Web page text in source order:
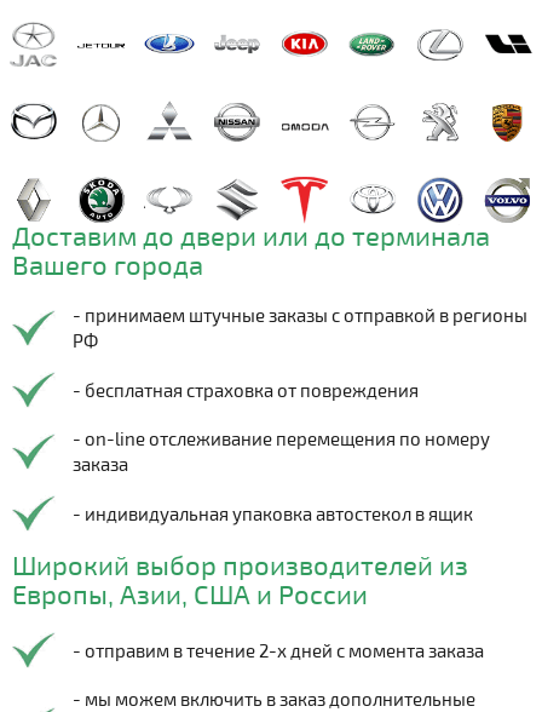
Доставим до двери или до терминала
Вашего города
- принимаем штучные заказы с отправкой в регионы
РФ
- бесплатная страховка от повреждения
- on-line отслеживание перемещения по номеру
заказа
- индивидуальная упаковка автостекол в ящик
Широкий выбор производителей из
Европы, Азии, США и России
- отправим в течение 2-х дней с момента заказа
- мы можем включить в заказ дополнительные